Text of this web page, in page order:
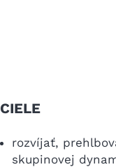
CIELE
rozvíjať,
skupinovej